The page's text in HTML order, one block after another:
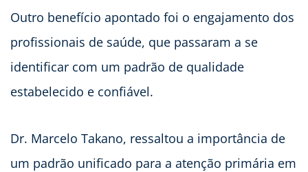
Outro benefício apontado foi o engajamento dos
profissionais de saúde, que passaram a se
identificar com um padrão de qualidade
estabelecido e confiável.
Dr. Marcelo Takano, ressaltou a importância de
um padrão unificado para a atenção primária em